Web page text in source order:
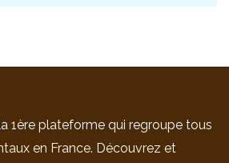
1ère plateforme qui regroupe tous
en France. Découvrez et